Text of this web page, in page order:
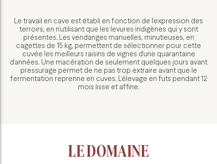
Le travail en cave est établi en fonction de l’expression des
terroirs, en n’utilisant que les levures indigènes qui y sont
présentes. Les vendanges manuelles, minutieuses, en
cagettes de 15 kg, permettent de sélectionner pour cette
cuvée les meilleurs raisins de vignes d’une quarantaine
d’années. Une macération de seulement quelques jours avant
pressurage permet de ne pas trop extraire avant que le
fermentation reprenne en cuves. L’élevage en futs pendant 12
mois lisse et affine.
LE DOMAINE